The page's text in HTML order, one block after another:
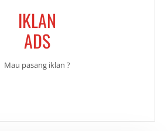
IKLAN
ADS
Mau pasang iklan ?